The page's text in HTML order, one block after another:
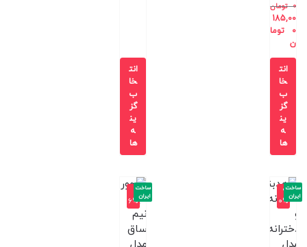
0 تومان
185,00
0
توما
ن
انت
خا
ب
گز
ین
ه
ها
انت
خا
ب
گز
ین
ه
ها
-9
0%
ساخت
ایران
-1
6%
ساخت
ایران